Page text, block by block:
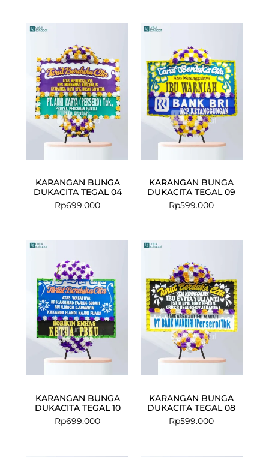
KARANGAN BUNGA
DUKACITA TEGAL 04
Rp699.000
KARANGAN BUNGA
DUKACITA TEGAL 09
Rp599.000
KARANGAN BUNGA
DUKACITA TEGAL 10
Rp699.000
KARANGAN BUNGA
DUKACITA TEGAL 08
Rp599.000